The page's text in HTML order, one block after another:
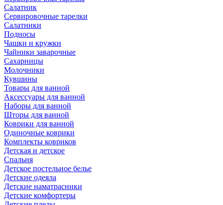
Салатник
Сервировочные тарелки
Салатники
Подносы
Чашки и кружки
Чайники заварочные
Сахарницы
Молочники
Кувшины
Товары для ванной
Аксессуары для ванной
Наборы для ванной
Шторы для ванной
Коврики для ванной
Одиночные коврики
Комплекты ковриков
Детская и детское
Спальня
Детское постельное белье
Детские одеяла
Детские наматрасники
Детские комфортеры